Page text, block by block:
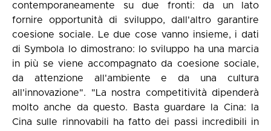
contemporaneamente su due fronti: da un lato
fornire opportunità di sviluppo, dall'altro garantire
coesione sociale. Le due cose vanno insieme, i dati
di Symbola lo dimostrano: lo sviluppo ha una marcia
in più se viene accompagnato da coesione sociale,
da attenzione all'ambiente e da una cultura
all'innovazione". "La nostra competitività dipenderà
molto anche da questo. Basta guardare la Cina: la
Cina sulle rinnovabili ha fatto dei passi incredibili in